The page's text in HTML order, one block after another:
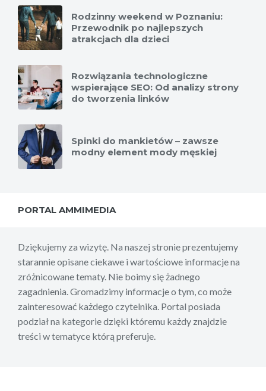
Rodzinny weekend w Poznaniu:
Przewodnik po najlepszych
atrakcjach dla dzieci
Rozwiązania technologiczne
wspierające SEO: Od analizy strony
do tworzenia linków
Spinki do mankietów – zawsze
modny element mody męskiej
PORTAL AMMIMEDIA
Dziękujemy za wizytę. Na naszej stronie prezentujemy
starannie opisane ciekawe i wartościowe informacje na
zróżnicowane tematy. Nie boimy się żadnego
zagadnienia. Gromadzimy informacje o tym, co może
zainteresować każdego czytelnika. Portal posiada
podział na kategorie dzięki któremu każdy znajdzie
treści w tematyce którą preferuje.